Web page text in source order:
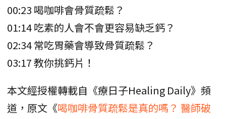
00:23 喝咖啡會骨質疏鬆？
01:14 吃素的人會不會更容易缺乏鈣？
02:34 常吃胃藥會導致骨質疏鬆？
03:17 教你挑鈣片！
本文經授權轉載自《療日子Healing Daily》頻
道，原文《喝咖啡骨質疏鬆是真的嗎？ 醫師破